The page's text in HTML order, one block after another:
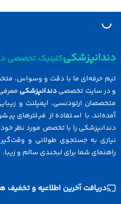
کلینیک تخصصی درمانی
ما با دقت و وسواس، متخصصان
تخصصیدندانپزشکیمعرفی
ارتودنسی، ایمپلنت و زیبایی،
با استفاده از فیلترهای پیشرفته
را با تخصص مورد نظر خود، در
به جستجوی طولانی و وقت‌گیر
شما برای لبخندی سالم و زیبا.
آخرین اطلاعیه و تخفیف ها